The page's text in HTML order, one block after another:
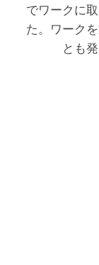
でワークに
た。ワーク
とも